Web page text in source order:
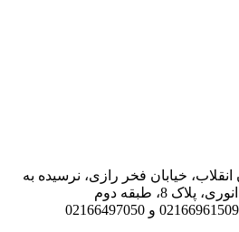
انقلاب، خیابان فخر رازی، نرسیده به
8، طبقه دوم
02166961509 و 02166497050